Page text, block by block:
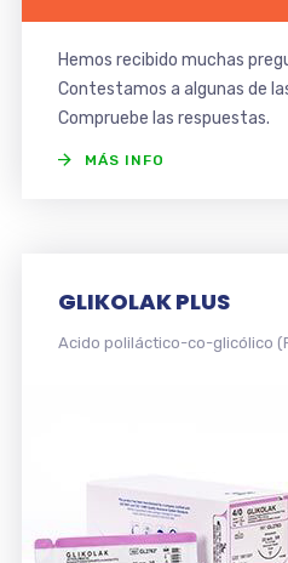
Hemos recibido muchas
Contestamos a algunas de
Compruebe las respuestas.
MÁS INFO
MONOKAPROL PLUS
Policaprolactona (PGCL)